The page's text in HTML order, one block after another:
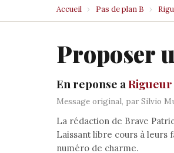
Accueil › Pas de plan B ›
Proposer
En reponse a
Message original, par Silvio
La rédaction de Brave
Laissant libre cours à leurs
numéro de charme.